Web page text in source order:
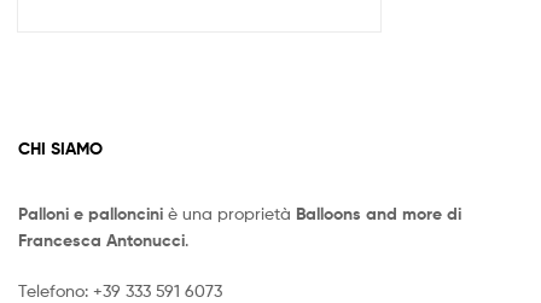
CHI SIAMO
Palloni e palloncini è una proprietà Balloons and more di
Francesca Antonucci.
Telefono: +39 333 591 6073